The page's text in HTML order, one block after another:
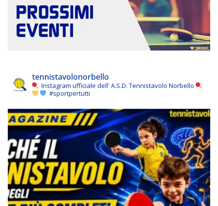
tennistavolonorbello
Instagram ufficiale dell' A.S.D. Tennistavolo Norbello
#sportpertutti